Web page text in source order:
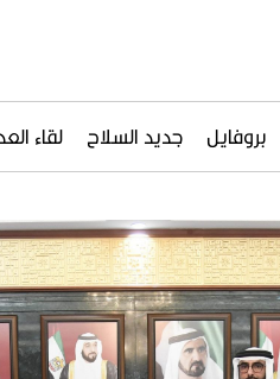
بروفايل جديد السلاح لقاء